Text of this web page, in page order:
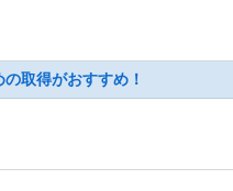
取得がおすすめ！